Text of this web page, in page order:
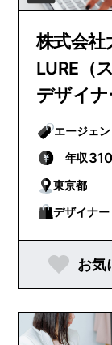
株式会
LURE（
デザイナ
エージェント
ビューテ
年収
東京都
デザイナー
お気